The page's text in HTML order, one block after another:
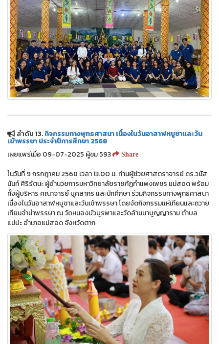
ลำดับ 13.กิจกรรมทางพุทธศาสนา เนื่องในวันอาสาฬหบูชาและวัน
เข้าพรรษา ประจำปีการศึกษา 2568
เผยแพร่เมื่อ 09-07-2025 ผู้ชม 593
Share
ในวันที่ 9 กรกฎาคม 2568 เวลา 13.00 น. ท่านผู้ช่วยศาสตราจารย์ ดร.วนัส
นันท์ ศิริรัตนะ ผู้อำนวยการมหาวิทยาลัยราชภัฏกำแพงเพชร แม่สอด พร้อม
ทั้งผู้บริหาร คณาจารย์ บุคลากร และนักศึกษา ร่วมกิจกรรมทางพุทธศาสนา
เนื่องในวันอาสาฬหบูชาและวันเข้าพรรษา โดยจัดกิจกรรมแห่เทียนและถวาย
เทียนจำนำพรรษา ณ วัดหนองบัวบูรพาและวัดล้านนาบูญญาราม ตำบล
แม่ปะ อำเภอแม่สอด จังหวัดตาก